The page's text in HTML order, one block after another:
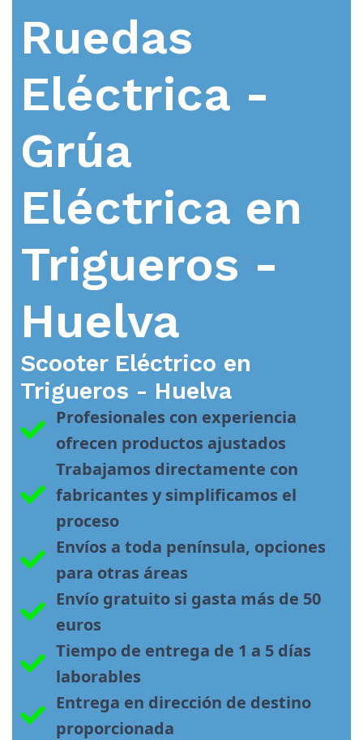
Ruedas
Eléctrica -
Grúa
Eléctrica en
Trigueros -
Huelva
Scooter Eléctrico en
Trigueros - Huelva
Profesionales con experiencia
ofrecen productos ajustados
Trabajamos directamente con
fabricantes y simplificamos el
proceso
Envíos a toda península, opciones
para otras áreas
Envío gratuito si gasta más de 50
euros
Tiempo de entrega de 1 a 5 días
laborables
Entrega en dirección de destino
proporcionada